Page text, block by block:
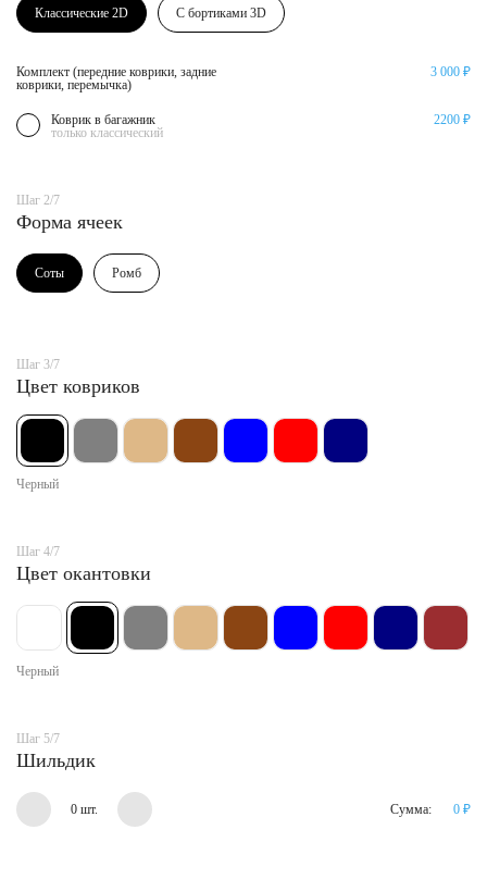
Классические 2D С бортиками 3D
Комплект (передние коврики, задние
коврики, перемычка)
3 000 ₽
Коврик в багажник
только классический
2200 ₽
Шаг 2/7
Форма ячеек
Соты Ромб
Шаг 3/7
Цвет ковриков
Черный
Шаг 4/7
Цвет окантовки
Черный
Шаг 5/7
Шильдик
0 шт. Сумма: 0 ₽